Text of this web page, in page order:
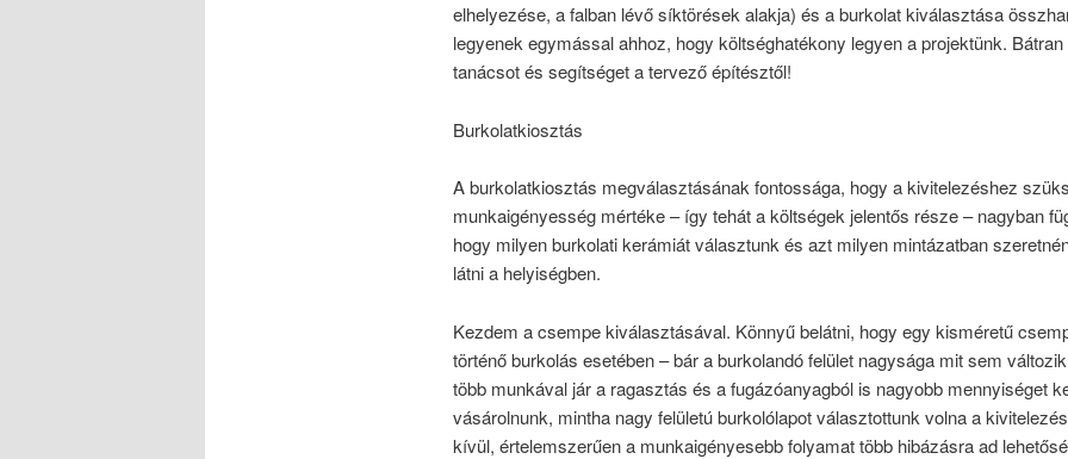
elhelyezése, a falban lévő síktörések alakja) és a burkolat kiválasztása
legyenek egymással ahhoz, hogy költséghatékony legyen a projektünk.
tanácsot és segítséget a tervező építésztől!
Burkolatkiosztás
A burkolatkiosztás megválasztásának fontossága, hogy a kivitelezéshez
munkaigényesség mértéke – így tehát a költségek jelentős része – nagyban
hogy milyen burkolati kerámiát választunk és azt milyen mintázatban
látni a helyiségben.
Kezdem a csempe kiválasztásával. Könnyű belátni, hogy egy kisméretű
történő burkolás esetében – bár a burkolandó felület nagysága mit sem
több munkával jár a ragasztás és a fugázóanyagból is nagyobb mennyiséget
vásárolnunk, mintha nagy felületú burkolólapot választottunk volna a
kívül, értelemszerűen a munkaigényesebb folyamat több hibázásra ad